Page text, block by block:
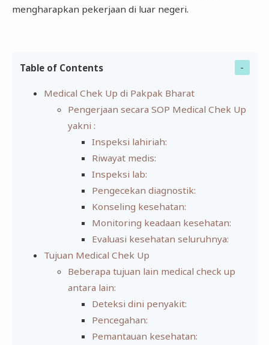
mengharapkan pekerjaan di luar negeri.
Table of Contents
Medical Chek Up di Pakpak Bharat
Pengerjaan secara SOP Medical Chek Up
yakni :
Inspeksi lahiriah:
Riwayat medis:
Inspeksi lab:
Pengecekan diagnostik:
Konseling kesehatan:
Monitoring keadaan kesehatan:
Evaluasi kesehatan seluruhnya:
Tujuan Medical Chek Up
Beberapa tujuan lain medical check up
antara lain:
Deteksi dini penyakit:
Pencegahan:
Pemantauan kesehatan: